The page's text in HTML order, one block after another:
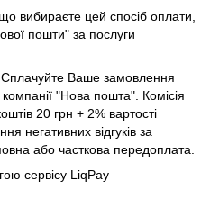
вибираєте цей спосіб оплати,
пошти" за послуги
Ваше замовлення
компанії "Нова пошта". Комісія
20 грн + 2% вартості
негативних відгуків за
або часткова передоплата.
сервісу LiqPay